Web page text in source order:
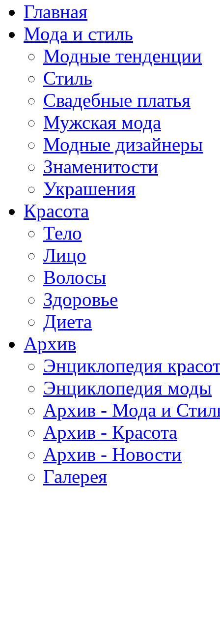
Главная
Мода и стиль
Модные тенденции
Стиль
Свадебные платья
Мужская мода
Модные дизайнеры
Знаменитости
Украшения
Красота
Тело
Лицо
Волосы
Здоровье
Диета
Архив
Энциклопедия
Энциклопедия моды
Архив - Мода и
Архив - Красота
Архив - Новости
Галерея